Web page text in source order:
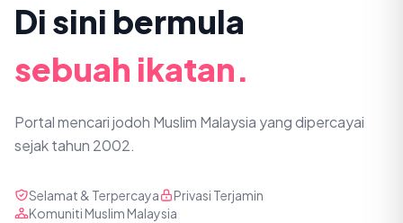
Di sini bermula
sebuah ikatan.
Portal mencari jodoh Muslim Malaysia yang dipercayai
sejak tahun 2002.
Selamat & Terpercaya
Privasi Terjamin
Komuniti Muslim Malaysia